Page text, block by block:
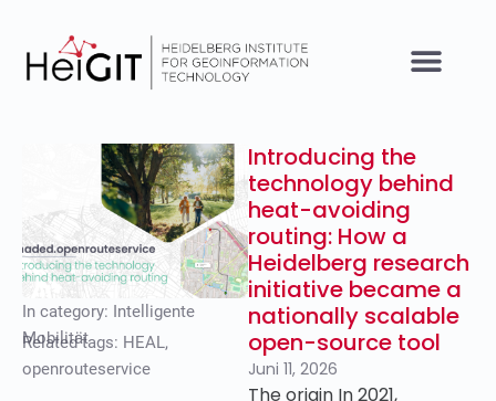
In category: Intelligente
Mobilität
Related tags: HEAL,
openrouteservice
Introducing the
technology behind
heat-avoiding
routing: How a
Heidelberg research
initiative became a
nationally scalable
open-source tool
Juni 11, 2026
The origin In 2021,